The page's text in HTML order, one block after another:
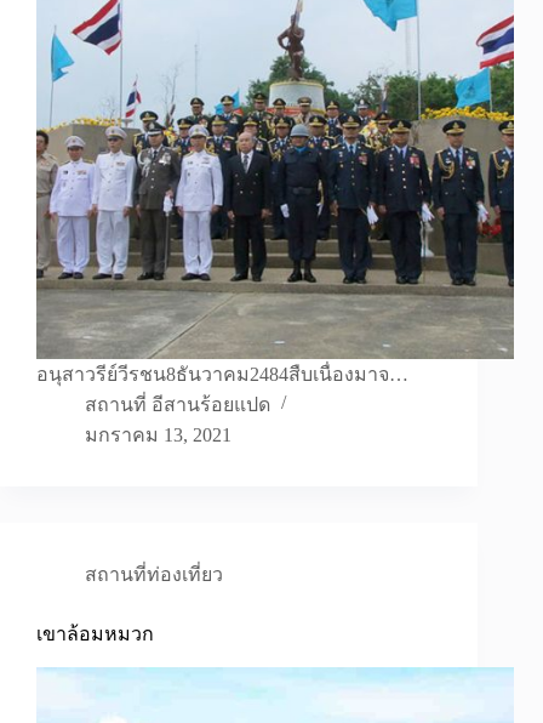
อนุสาวรีย์วีรชน8ธันวาคม2484สืบเนื่องมาจ…
สถานที่ อีสานร้อยแปด
มกราคม 13, 2021
สถานที่ท่องเที่ยว
เขาล้อมหมวก